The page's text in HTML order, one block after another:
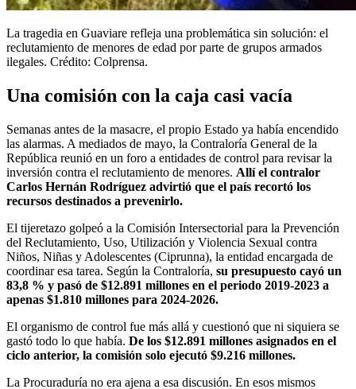
La tragedia en Guaviare refleja una problemática sin solución: el
reclutamiento de menores de edad por parte de grupos armados
ilegales. Crédito: Colprensa.
Una comisión con la caja casi vacía
Semanas antes de la masacre, el propio Estado ya había encendido
las alarmas. A mediados de mayo, la Contraloría General de la
República reunió en un foro a entidades de control para revisar la
inversión contra el reclutamiento de menores. Allí el contralor
Carlos Hernán Rodríguez advirtió que el país recortó los
recursos destinados a prevenirlo.
El tijeretazo golpeó a la Comisión Intersectorial para la Prevención
del Reclutamiento, Uso, Utilización y Violencia Sexual contra
Niños, Niñas y Adolescentes (Ciprunna), la entidad encargada de
coordinar esa tarea. Según la Contraloría, su presupuesto cayó un
83,8 % y pasó de $12.891 millones en el periodo 2019-2023 a
apenas $1.810 millones para 2024-2026.
El organismo de control fue más allá y cuestionó que ni siquiera se
gastó todo lo que había. De los $12.891 millones asignados en el
ciclo anterior, la comisión solo ejecutó $9.216 millones.
La Procuraduría no era ajena a esa discusión. En esos mismos